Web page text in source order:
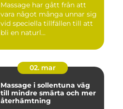
Massage har gått från att
vara något många unnar sig
vid speciella tillfällen till att
bli en naturl...
02. mar
Massage i sollentuna väg
till mindre smärta och mer
återhämtning